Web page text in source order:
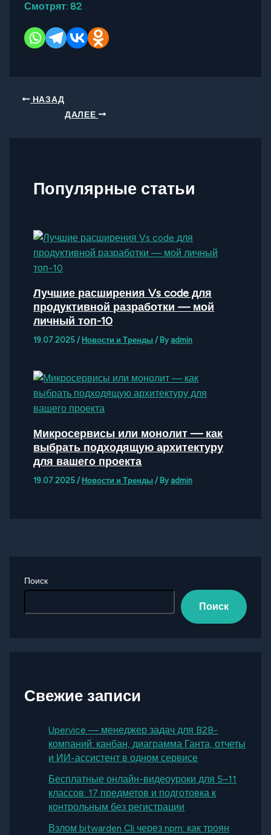
Смотрят: 82
НАЗАД
ДАЛЕЕ
Популярные статьи
Лучшие расширения Vs code для
продуктивной разработки — мой
личный топ-10
19.07.2025/ Новости и Тренды / By admin
Микросервисы или монолит — как
выбрать подходящую архитектуру
для вашего проекта
19.07.2025 / Новости и Тренды / By admin
Поиск
Поиск
Свежие записи
Upervice — менеджер задач для B2B-
компаний: канбан, диаграмма Ганта, отчеты
и ИИ-ассистент в одном сервисе
Бесплатные онлайн-видеоуроки для 5–11
классов: 17 предметов и подготовка к
контрольным без регистрации
Взлом bitwarden Cli через npm: как троян